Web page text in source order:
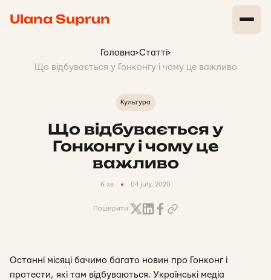
Ulana Suprun
Головна>Статті>
Що відбувається у Гонконгу і чому це важливо
Культура
Що відбувається у
Гонконгу і чому це
важливо
6 хв 04 july, 2020
Поширити:
Останні місяці бачимо багато новин про Гонконг і
протести, які там відбуваються. Українські медіа